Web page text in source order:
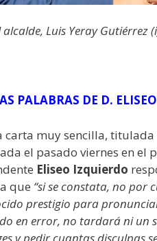
alcalde, Luis Yeray Gutiérrez
PALABRAS DE D.
carta muy sencilla, titulada
el pasado viernes en el
Eliseo Izquierdo
que “si se constata, no por
prestigio para
en error, no tardará ni un
y pedir cuantas disculpas